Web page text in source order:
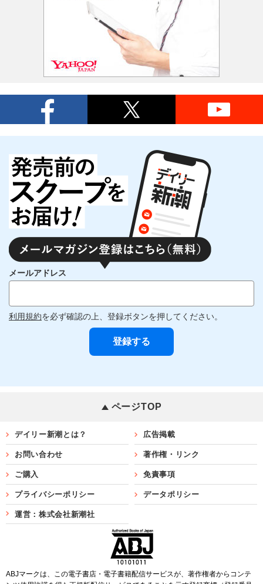
メールアドレス
利用規約を必ず確認の上、登録ボタンを押してください。
ページTOP
デイリー新潮とは？ 広告掲載
お問い合わせ 著作権・リンク
ご購入 免責事項
プライバシーポリシー データポリシー
運営：株式会社新潮社
ABJマークは、この電子書店・電子書籍配信サービスが、著作権者からコンテ